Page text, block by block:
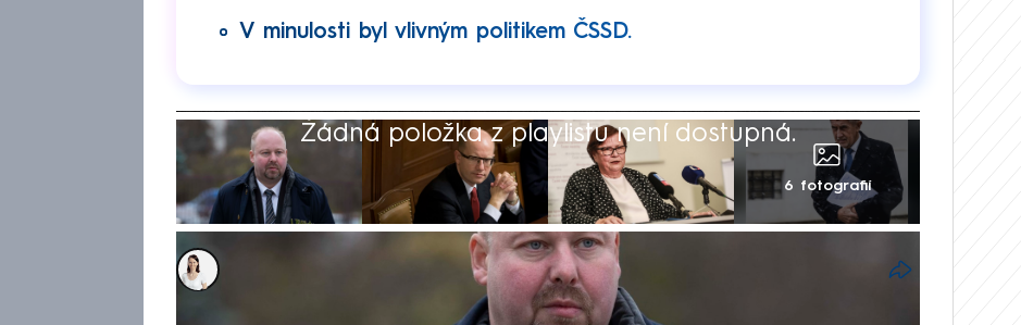
V minulosti byl vlivným politikem ČSSD.
Žádná položka z playlistu není dostupná.
6 fotografií
Karolína Neubergerová
28. lis 2025, 12:04